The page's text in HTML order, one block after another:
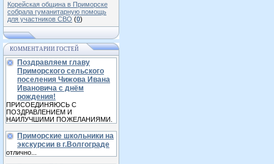
Корейская община в Приморске
собрала гуманитарную помощь
для участников СВО (0)
КОММЕНТАРИИ ГОСТЕЙ
Поздравляем главу
Приморского сельского
поселения Чижова Ивана
Ивановича с днём
рождения!
ПРИСОЕДИНЯЮСЬ С
ПОЗДРАВЛЕНИЕМ И
НАИЛУЧШИМИ ПОЖЕЛАНИЯМИ.
Приморские школьники на
экскурсии в г.Волгограде
отлично...